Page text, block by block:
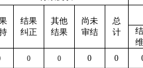
结果
纠正
其他
结果
尚未
审结
总
计
0 0 0 0